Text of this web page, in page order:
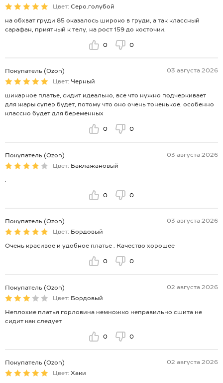
Цвет: Серо.голубой
на обхват груди 85 оказалось широко в груди, а так классный
сарафан, приятный к телу, на рост 159 до косточки.
0 0
Покупатель (Ozon)
03 августа 2026
Цвет: Черный
шикарное платье, сидит идеально, все что нужно подчеркивает
для жары супер будет, потому что оно очень тоненькое. особенно
классно будет для беременных
0 0
Покупатель (Ozon)
03 августа 2026
Цвет: Баклажановый
0 0
Покупатель (Ozon)
03 августа 2026
Цвет: Бордовый
Очень красивое и удобное платье . Качество хорошее
0 0
Покупатель (Ozon)
02 августа 2026
Цвет: Бордовый
Неплохие платья горловина немножко неправильно сшита не
сидит как следует
0 0
Покупатель (Ozon)
02 августа 2026
Цвет: Хаки